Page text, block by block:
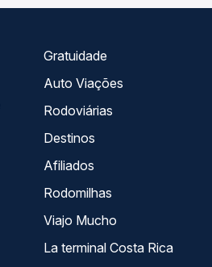
Gratuidade
Auto Viações
Rodoviárias
Destinos
Afiliados
Rodomilhas
Viajo Mucho
La terminal Costa Rica